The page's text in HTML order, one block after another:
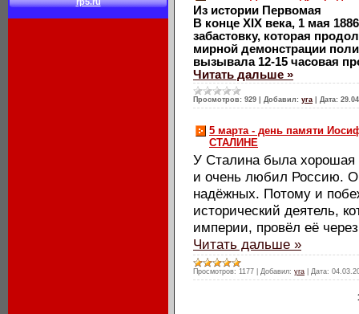
Из истории Первомая
В конце XIX века, 1 мая
забастовку, которая
мирной демонстрации
вызывала 12-15 часовая
Читать дальше »
Просмотров: 929 Добавил: yra Дата:
5 марта - день памяти
СТАЛИНЕ
У Сталина была хорошая
и очень любил Россию.
надёжных. Потому и
исторический деятель,
империи, провёл её
Читать дальше »
Просмотров: 1177 Добавил: yra Дата: